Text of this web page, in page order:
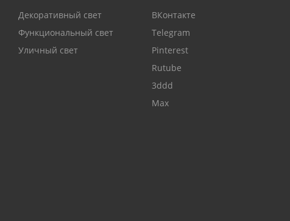
Декоративный свет
Функциональный свет
Уличный свет
ВКонтакте
Telegram
Pinterest
Rutube
3ddd
Max